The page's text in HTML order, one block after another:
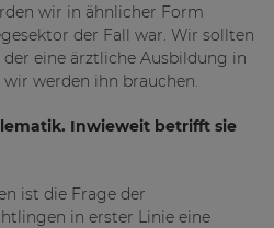
wir in ähnlicher Form
der Fall war. Wir sollten
eine ärztliche Ausbildung in
werden ihn brauchen.
Inwieweit betrifft sie
ist die Frage der
in erster Linie eine